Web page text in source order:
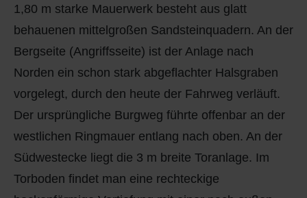
1,80 m starke Mauerwerk besteht aus glatt
behauenen mittelgroßen Sandsteinquadern. An der
Bergseite (Angriffsseite) ist der Anlage nach
Norden ein schon stark abgeflachter Halsgraben
vorgelegt, durch den heute der Fahrweg verläuft.
Der ursprüngliche Burgweg führte offenbar an der
westlichen Ringmauer entlang nach oben. An der
Südwestecke liegt die 3 m breite Toranlage. Im
Torboden findet man eine rechteckige